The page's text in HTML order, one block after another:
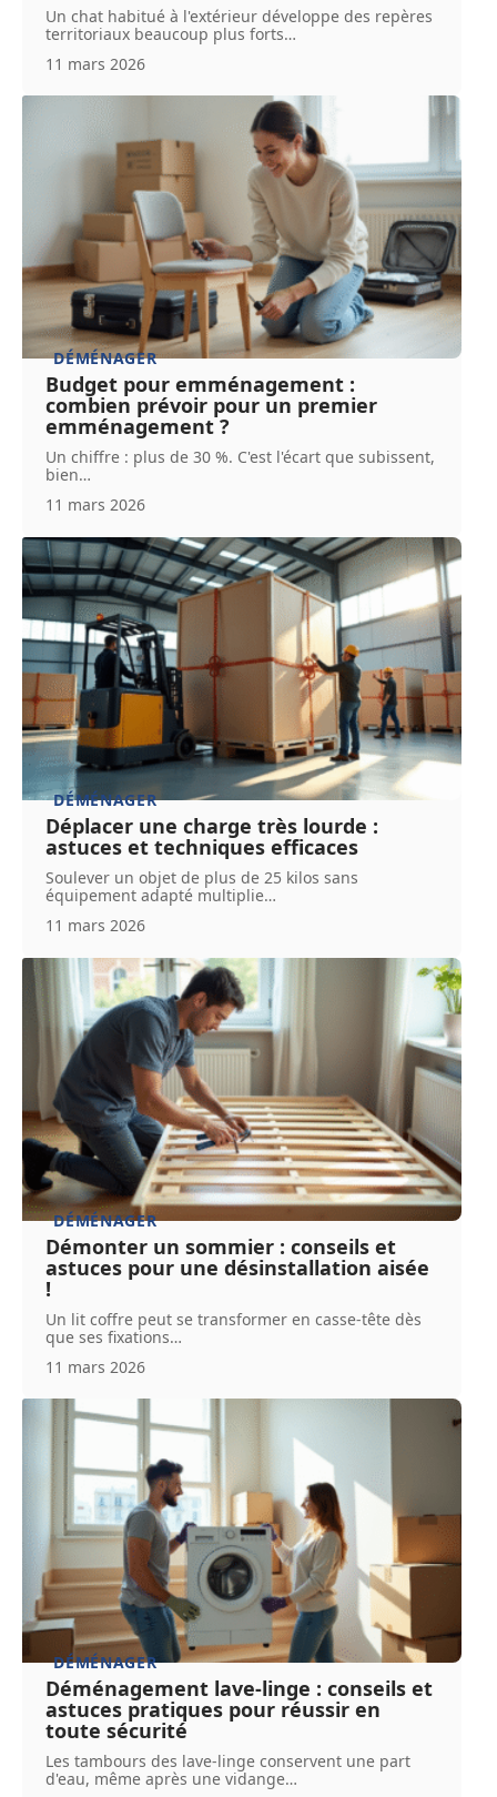
Un chat habitué à l'extérieur développe des repères
territoriaux beaucoup plus forts…
11 mars 2026
DÉMÉNAGER
Budget pour emménagement :
combien prévoir pour un premier
emménagement ?
Un chiffre : plus de 30 %. C'est l'écart que subissent,
bien…
11 mars 2026
DÉMÉNAGER
Déplacer une charge très lourde :
astuces et techniques efficaces
Soulever un objet de plus de 25 kilos sans
équipement adapté multiplie…
11 mars 2026
DÉMÉNAGER
Démonter un sommier : conseils et
astuces pour une désinstallation aisée
!
Un lit coffre peut se transformer en casse-tête dès
que ses fixations…
11 mars 2026
DÉMÉNAGER
Déménagement lave-linge : conseils et
astuces pratiques pour réussir en
toute sécurité
Les tambours des lave-linge conservent une part
d'eau, même après une vidange…